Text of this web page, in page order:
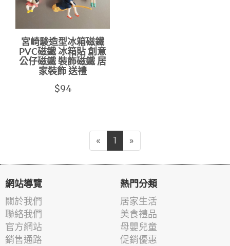
宮崎駿造型冰箱磁鐵
PVC磁鐵 冰箱貼 創意
公仔磁鐵 裝飾磁鐵 居
家裝飾 送禮
$94
« 1 »
網站導覽
關於我們
聯絡我們
官方網站
銷售通路
熱門分類
居家生活
美食禮品
母嬰兒童
促銷優惠